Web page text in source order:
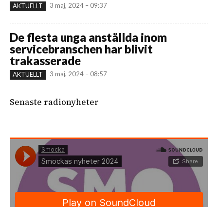
AKTUELLT 3 maj, 2024 – 09:37
De flesta unga anställda inom
servicebranschen har blivit
trakasserade
AKTUELLT 3 maj, 2024 – 08:57
Senaste radionyheter